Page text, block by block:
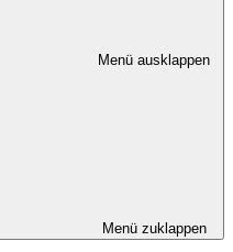
Menü ausklappen
Menü zuklappen